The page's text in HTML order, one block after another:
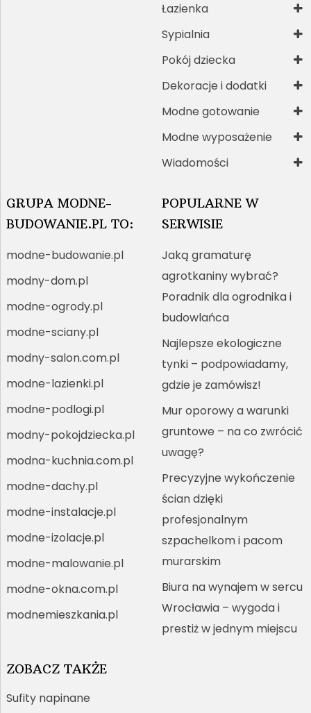
Łazienka
Sypialnia
Pokój dziecka
Dekoracje i dodatki
Modne gotowanie
Modne wyposażenie
Wiadomości
GRUPA MODNE-
BUDOWANIE.PL TO:
modne-budowanie.pl
modny-dom.pl
modne-ogrody.pl
modne-sciany.pl
modny-salon.com.pl
modne-lazienki.pl
modne-podlogi.pl
modny-pokojdziecka.pl
modna-kuchnia.com.pl
modne-dachy.pl
modne-instalacje.pl
modne-izolacje.pl
modne-malowanie.pl
modne-okna.com.pl
modnemieszkania.pl
POPULARNE W
SERWISIE
Jaką gramaturę
agrotkaniny wybrać?
Poradnik dla ogrodnika i
budowlańca
Najlepsze ekologiczne
tynki – podpowiadamy,
gdzie je zamówisz!
Mur oporowy a warunki
gruntowe – na co zwrócić
uwagę?
Precyzyjne wykończenie
ścian dzięki
profesjonalnym
szpachelkom i pacom
murarskim
Biura na wynajem w sercu
Wrocławia – wygoda i
prestiż w jednym miejscu
ZOBACZ TAKŻE
Sufity napinane